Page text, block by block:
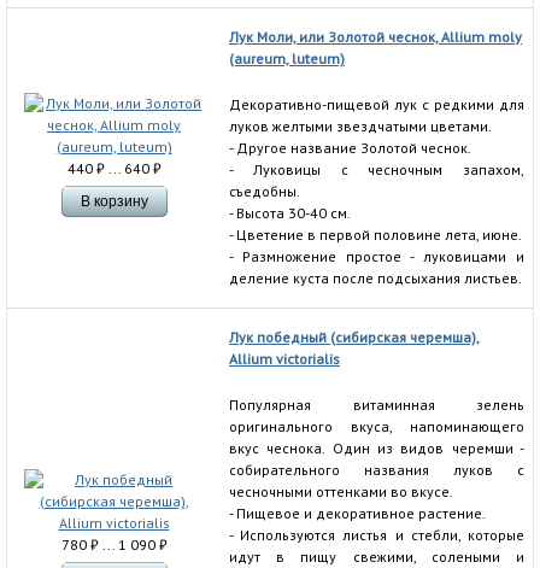
440 ₽... 640 ₽
Лук Моли, или Золотой чеснок, Allium moly
(aureum, luteum)
Декоративно-пищевой лук с редкими для
луков желтыми звездчатыми цветами.
- Другое название Золотой чеснок.
- Луковицы с чесночным запахом,
съедобны.
- Высота 30-40 см.
- Цветение в первой половине лета, июне.
- Размножение простое - луковицами и
деление куста после подсыхания листьев.
780 ₽... 1 090 ₽
Лук победный (сибирская черемша),
Allium victoriаlis
Популярная витаминная зелень
оригинального вкуса, напоминающего
вкус чеснока. Один из видов черемши -
собирательного названия луков с
чесночными оттенками во вкусе.
- Пищевое и декоративное растение.
- Используются листья и стебли, которые
идут в пищу свежими, солеными и